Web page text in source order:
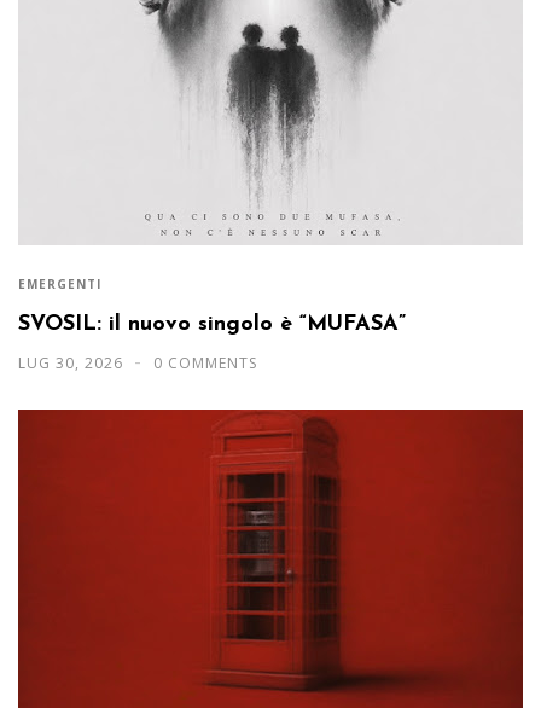
EMERGENTI
SVOSIL: il nuovo singolo è “MUFASA”
LUG 30, 2026 0 COMMENTS